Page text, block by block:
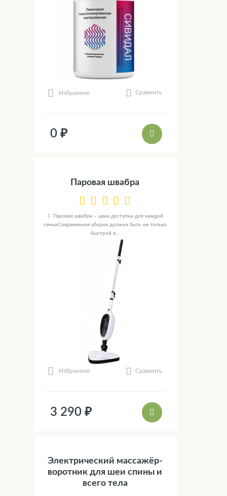
Избранное Сравнить
0 ₽
Паровая швабра
💧 Паровая швабра – цена доступна для каждой
семьиСовременная уборка должна быть не только
быстрой и...
Избранное Сравнить
3 290 ₽
Электрический массажёр-
воротник для шеи спины и
всего тела